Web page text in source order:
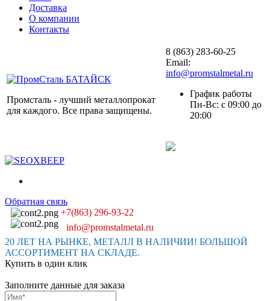
Доставка
О компании
Контакты
Промсталь - лучший металлопрокат
для каждого. Все права защищены.
8 (863) 283-60-25
Email:
info@promstalmetal.ru
График работы
Пн-Вс: с 09:00 до
20:00
Обратная связь
+7(863) 296-93-22
info@promstalmetal.ru
20 ЛЕТ НА РЫНКЕ, МЕТАЛЛ В НАЛИЧИИ! БОЛЬШОЙ
АССОРТИМЕНТ НА СКЛАДЕ.
Купить в один клик
Заполните данные для заказа